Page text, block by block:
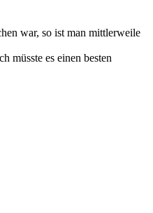
war, so ist man mittlerweile
müsste es einen besten